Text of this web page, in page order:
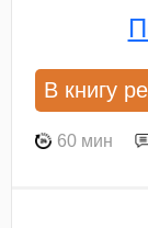
В книгу
60 мин